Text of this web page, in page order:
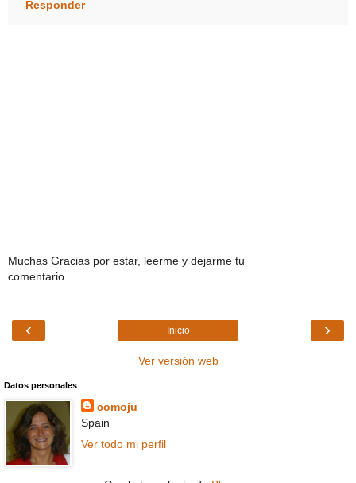
Responder
Muchas Gracias por estar, leerme y dejarme tu
comentario
‹ ›
Inicio
Ver versión web
Datos personales
comoju
Spain
Ver todo mi perfil